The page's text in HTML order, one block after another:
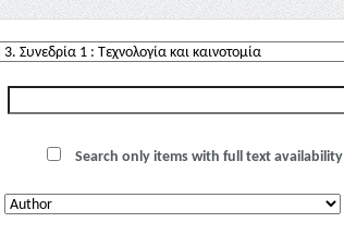
Search only items with full text availability